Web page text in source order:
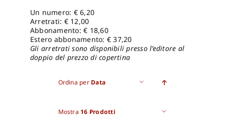
Un numero: € 6,20
Arretrati: € 12,00
Abbonamento: € 18,60
Estero abbonamento: € 37,20
Gli arretrati sono disponibili presso l’editore al
doppio del prezzo di copertina
Ordina per Data
Mostra 16 Prodotti